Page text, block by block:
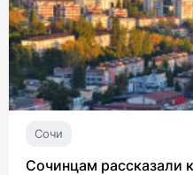
Сочи
Сочинцам рассказали